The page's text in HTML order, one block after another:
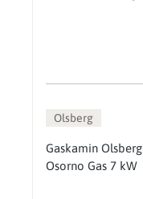
Olsberg
Gaskamin Olsberg
Osorno Gas 7 kW